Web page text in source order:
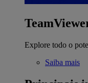
Explore todo o
Saiba mais